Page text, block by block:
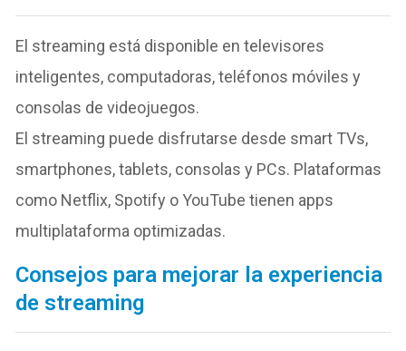
El streaming está disponible en televisores
inteligentes, computadoras, teléfonos móviles y
consolas de videojuegos.
El streaming puede disfrutarse desde smart TVs,
smartphones, tablets, consolas y PCs. Plataformas
como Netflix, Spotify o YouTube tienen apps
multiplataforma optimizadas.
Consejos para mejorar la experiencia
de streaming